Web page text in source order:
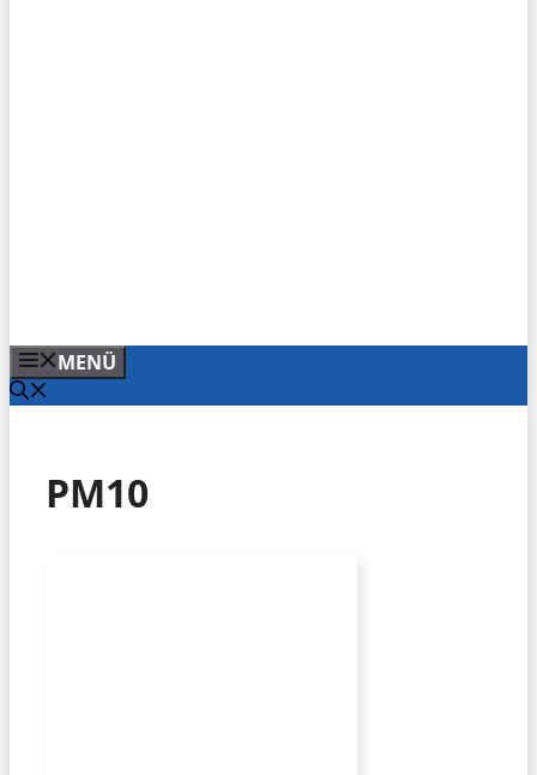
MENÜ
PM10